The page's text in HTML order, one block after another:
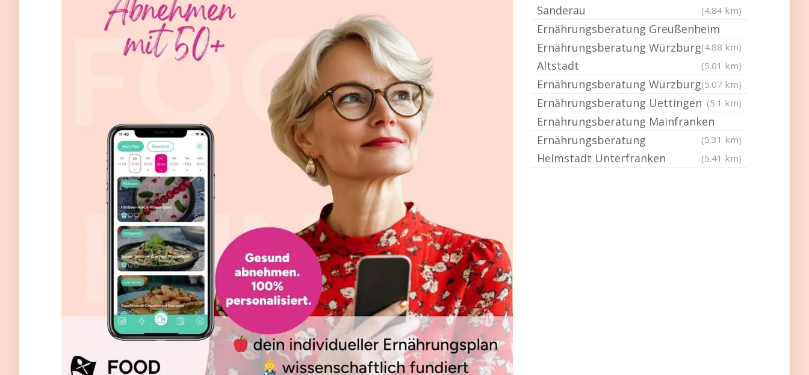
Sanderau
(4.84 km)
Ernährungsberatung Greußenheim
(4.88 km)
Ernährungsberatung Würzburg
Altstadt
(5.01 km)
Ernährungsberatung Würzburg(5.07 km)
Ernährungsberatung Uettingen (5.1 km)
Ernährungsberatung Mainfranken
(5.31 km)
Ernährungsberatung
Helmstadt Unterfranken
(5.41 km)